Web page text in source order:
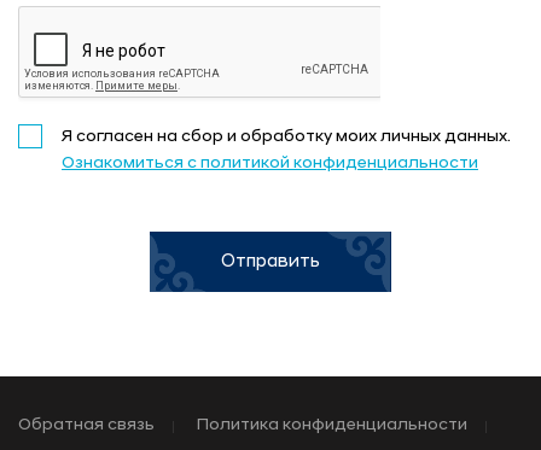
Я согласен на сбор и обработку моих личных данных.
Ознакомиться с политикой конфиденциальности
Отправить
Обратная связь Политика конфиденциальности